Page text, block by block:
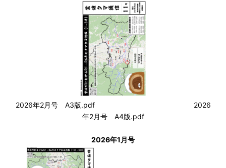
2026年2月号 A3版.pdf
2026
年2月号 A4版.pdf
2026年1月号